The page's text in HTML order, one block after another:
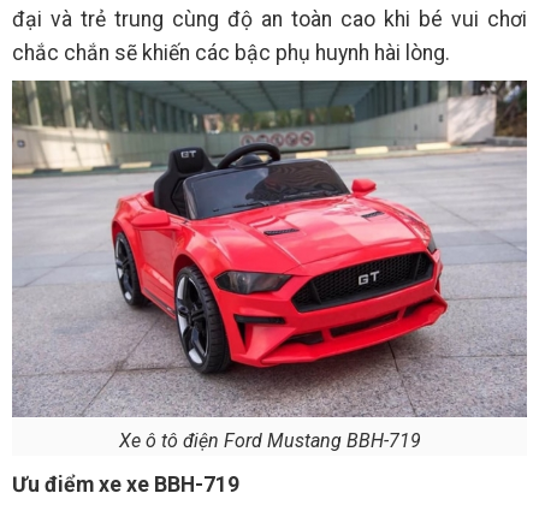
đại và trẻ trung cùng độ an toàn cao khi bé vui chơi
chắc chắn sẽ khiến các bậc phụ huynh hài lòng.
Xe ô tô điện Ford Mustang BBH-719
Ưu điểm xe xe BBH-719